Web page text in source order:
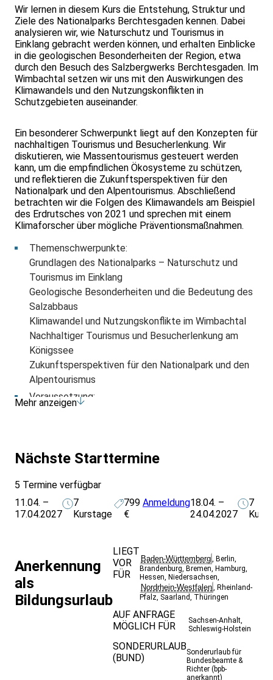
Wir lernen in diesem Kurs die Entstehung, Struktur und
Ziele des Nationalparks Berchtesgaden kennen. Dabei
analysieren wir, wie Naturschutz und Tourismus in
Einklang gebracht werden können, und erhalten Einblicke
in die geologischen Besonderheiten der Region, etwa
durch den Besuch des Salzbergwerks Berchtesgaden. Im
Wimbachtal setzen wir uns mit den Auswirkungen des
Klimawandels und den Nutzungskonflikten in
Schutzgebieten auseinander.
Ein besonderer Schwerpunkt liegt auf den Konzepten für
nachhaltigen Tourismus und Besucherlenkung. Wir
diskutieren, wie Massentourismus gesteuert werden
kann, um die empfindlichen Ökosysteme zu schützen,
und reflektieren die Zukunftsperspektiven für den
Nationalpark und den Alpentourismus. Abschließend
betrachten wir die Folgen des Klimawandels am Beispiel
des Erdrutsches von 2021 und sprechen mit einem
Klimaforscher über mögliche Präventionsmaßnahmen.
Themenschwerpunkte:
Grundlagen des Nationalparks – Naturschutz und
Tourismus im Einklang
Geologische Besonderheiten und die Bedeutung des
Salzabbaus
Klimawandel und Nutzungskonflikte im Wimbachtal
Nachhaltiger Tourismus und Besucherlenkung am
Königssee
Zukunftsperspektiven für den Nationalpark und den
Alpentourismus
Voraussetzung:
Da wir die Region zu Fuß erkunden und mehrstündige
Trittsicherheit sowie gutes Schuhwerk
sind wetterabhängig und können somit von der
Ausschreibung abweichen. Dieser Bildungsurlaub ist
nicht geeignet für Personen mit Erkrankungen oder
Mehr anzeigen
Nächste Starttermine
5 Termine verfügbar
11.04. –
17.04.2027
7
Kurstage
799
€
Anmeldung18.04. –
24.04.2027
7
Anerkennung
als
Bildungsurlaub
LIEGT
VOR
FÜR
Baden-Württemberg, Berlin,
Brandenburg, Bremen, Hamburg,
Hessen, Niedersachsen,
Nordrhein-Westfalen, Rheinland-
Pfalz, Saarland, Thüringen
AUF ANFRAGE
MÖGLICH FÜR
Sachsen-Anhalt,
Schleswig-Holstein
SONDERURLAUB
(BUND)
Sonderurlaub für
Bundesbeamte &
Richter (bpb-
anerkannt)